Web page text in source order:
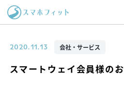
2020.11.13 会社・サービス
スマートウェイ会員様の